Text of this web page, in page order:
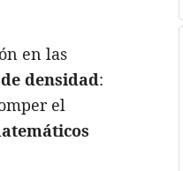
en las
densidad:
el